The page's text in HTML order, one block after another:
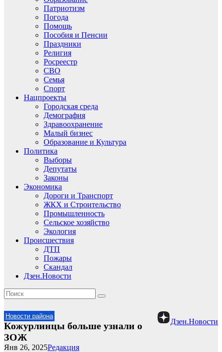
Патриотизм
Погода
Помощь
Пособия и Пенсии
Праздники
Религия
Росреестр
СВО
Семья
Спорт
Нацпроекты
Городская среда
Демография
Здравоохранение
Малый бизнес
Образование и Культура
Политика
Выборы
Депутаты
Законы
Экономика
Дороги и Транспорт
ЖКХ и Строительство
Промышленность
Сельское хозяйство
Экология
Происшествия
ДТП
Пожары
Скандал
Дзен.Новости
Новости района
Дзен.Новости
Кожурлинцы больше узнали о
ЗОЖ
Редакция
Янв 26, 2025